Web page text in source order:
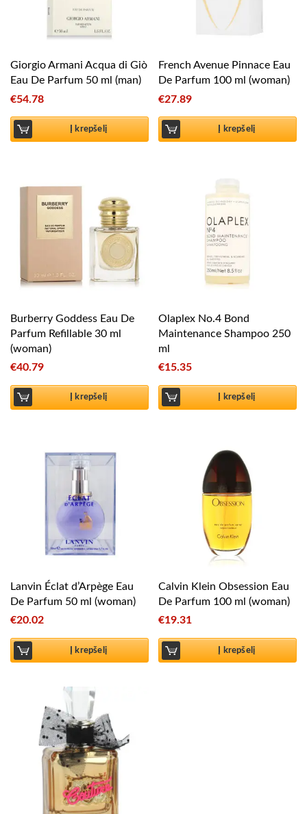
Giorgio Armani Acqua di Giò
Eau De Parfum 50 ml (man)
€54.78
Į krepšelį
French Avenue Pinnace Eau
De Parfum 100 ml (woman)
€27.89
Į krepšelį
Burberry Goddess Eau De
Parfum Refillable 30 ml
(woman)
€40.79
Į krepšelį
Olaplex No.4 Bond
Maintenance Shampoo 250
ml
€15.35
Į krepšelį
Lanvin Éclat d’Arpège Eau
De Parfum 50 ml (woman)
€20.02
Į krepšelį
Calvin Klein Obsession Eau
De Parfum 100 ml (woman)
€19.31
Į krepšelį